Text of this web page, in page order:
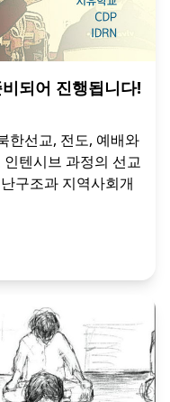
되어 진행됩니다!
한선교, 전도, 예배와
텐시브 과정의 선교
구조과 지역사회개